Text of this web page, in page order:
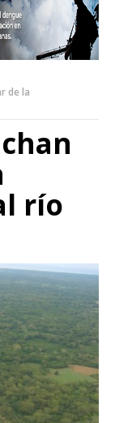
de la
río